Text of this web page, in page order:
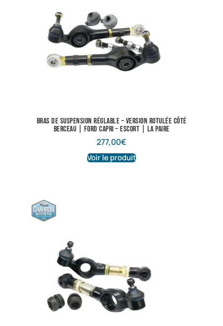
Bras de suspension réglable – Version rotulée côté
berceau | Ford Capri – Escort | La paire
277,00€
Voir le produit